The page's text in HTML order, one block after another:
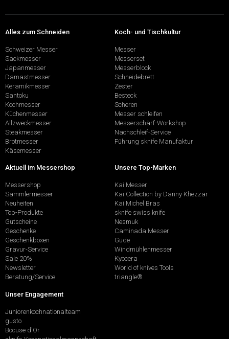
Alles zum Schneiden
Schweizer Messer
Sackmesser
Japanmesser
Damastmesser
Keramikmesser
Santoku
Kochmesser
Küchenmesser
Allzweckmesser
Steakmesser
Brotmesser
Käsemesser
Koch- und Tischkultur
Messer
Messerset
Messerblock
Schneidebrett
Zester
Besteck
Scheren
Messer schleifen
Messerschärf-Workshop
Nachschleif-Service
Führung sknife Manufaktur
Aktuell im Messershop
Messershop
Sammlermesser
Neuheiten
Top-Produkte
Gutscheine
Geschenke
Geschenkboxen
Gravur-Service
Sale 20%
Newsletter
Beratung/Service
Unsere Top-Marken
Kai Messer
Kai Collection by Danny Khezzar
Kai Michel Bras
sknife swiss knife
Nesmuk
Caminada Messer
Güde
Windmühlenmesser
Kyocera
World of knives Tools
triangle®
Unser Engagement
Juniorenkochnationalteam
gusto
Bocuse d'Or